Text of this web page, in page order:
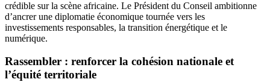
crédible sur la scène africaine. Le Président du Conseil ambitionne
d’ancrer une diplomatie économique tournée vers les
investissements responsables, la transition énergétique et le
numérique.
Rassembler : renforcer la cohésion nationale et
l’équité territoriale